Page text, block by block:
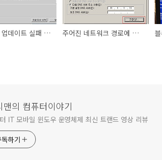
Windows 업데이트 실패 (Windows 2000 Server) 작성중 주어진 네트워크 경로에 사용 가능한 네트워크 공급자가 없습니다
맨의 컴퓨터이야기
IT 모바일 윈도우 운영체제 최신 트랜드 영상 리뷰
하기